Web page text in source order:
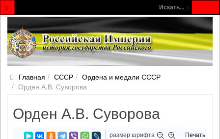
Искать...
Главная СССР
Ордена и медали СССР
Орден А.В. Суворова
Орден А.В. Суворова
размер шрифта Печать